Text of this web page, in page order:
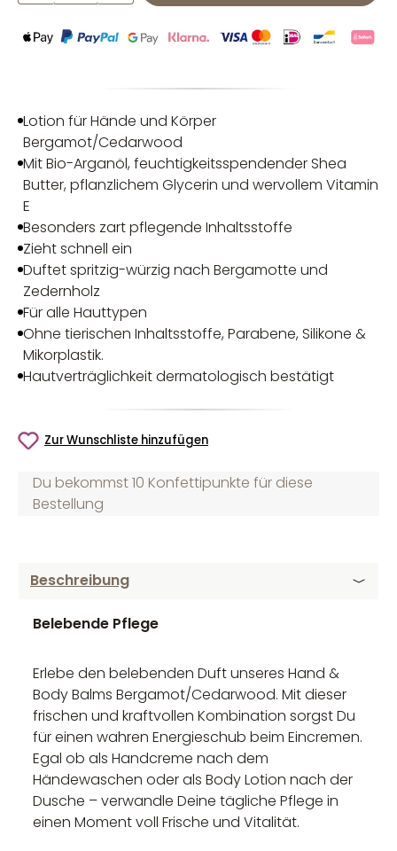
Lotion für Hände und Körper
Bergamot/Cedarwood
Mit Bio-Arganöl, feuchtigkeitsspendender Shea
Butter, pflanzlichem Glycerin und wervollem Vitamin
E
Besonders zart pflegende Inhaltsstoffe
Zieht schnell ein
Duftet spritzig-würzig nach Bergamotte und
Zedernholz
Für alle Hauttypen
Ohne tierischen Inhaltsstoffe, Parabene, Silikone &
Mikorplastik.
Hautverträglichkeit dermatologisch bestätigt
Zur Wunschliste hinzufügen
Du bekommst 10 Konfettipunkte für diese
Bestellung
Beschreibung
Belebende Pflege
Erlebe den belebenden Duft unseres Hand &
Body Balms Bergamot/Cedarwood. Mit dieser
frischen und kraftvollen Kombination sorgst Du
für einen wahren Energieschub beim Eincremen.
Egal ob als Handcreme nach dem
Händewaschen oder als Body Lotion nach der
Dusche – verwandle Deine tägliche Pflege in
einen Moment voll Frische und Vitalität.